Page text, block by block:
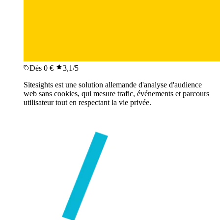
Dès 0 € 3,1/5
Sitesights est une solution allemande d'analyse d'audience
web sans cookies, qui mesure trafic, événements et parcours
utilisateur tout en respectant la vie privée.